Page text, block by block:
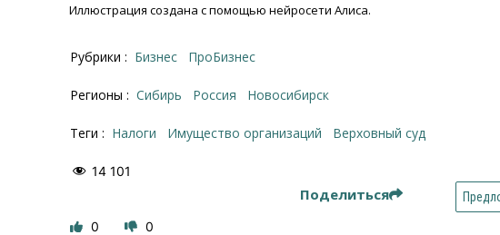
Иллюстрация создана с помощью нейросети Алиса.
Рубрики : Бизнес ПроБизнес
Регионы : Сибирь Россия Новосибирск
Теги : налоги имущество организаций Верховный суд
14 101
Поделиться
0 0